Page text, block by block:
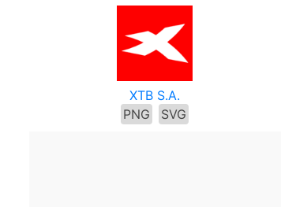
XTB S.A.
PNG
SVG